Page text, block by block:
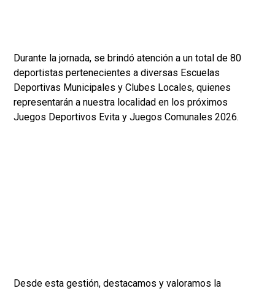
Durante la jornada, se brindó atención a un total de 80
deportistas pertenecientes a diversas Escuelas
Deportivas Municipales y Clubes Locales, quienes
representarán a nuestra localidad en los próximos
Juegos Deportivos Evita y Juegos Comunales 2026.
Desde esta gestión, destacamos y valoramos la